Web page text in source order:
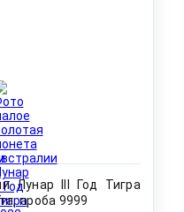
Лунар III Год Тигра
проба 9999